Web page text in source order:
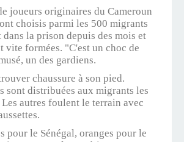
joueurs originaires du Cameroun
choisis parmi les 500 migrants
la prison depuis des mois et
vite formées. "C'est un choc de
un des gardiens.
chaussure à son pied.
sont distribuées aux migrants les
autres foulent le terrain avec
pour le Sénégal, oranges pour le